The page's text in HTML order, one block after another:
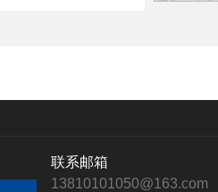
联系邮箱
13810101050@163.com